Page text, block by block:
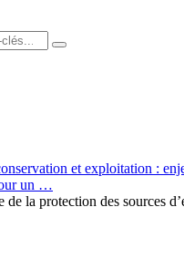
et exploitation :
un …
de la protection des sources